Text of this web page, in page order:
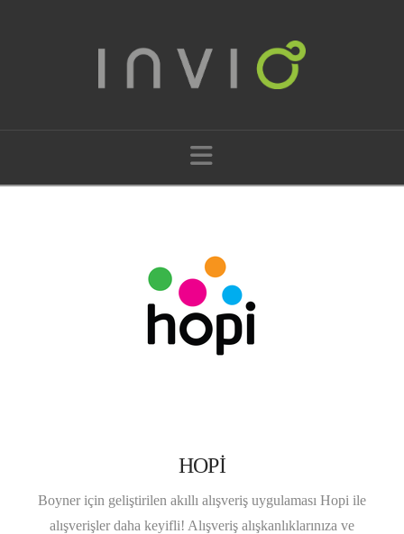
Navigation
HOPİ
Boyner için geliştirilen akıllı alışveriş uygulaması Hopi ile
alışverişler daha keyifli! Alışveriş alışkanlıklarınıza ve